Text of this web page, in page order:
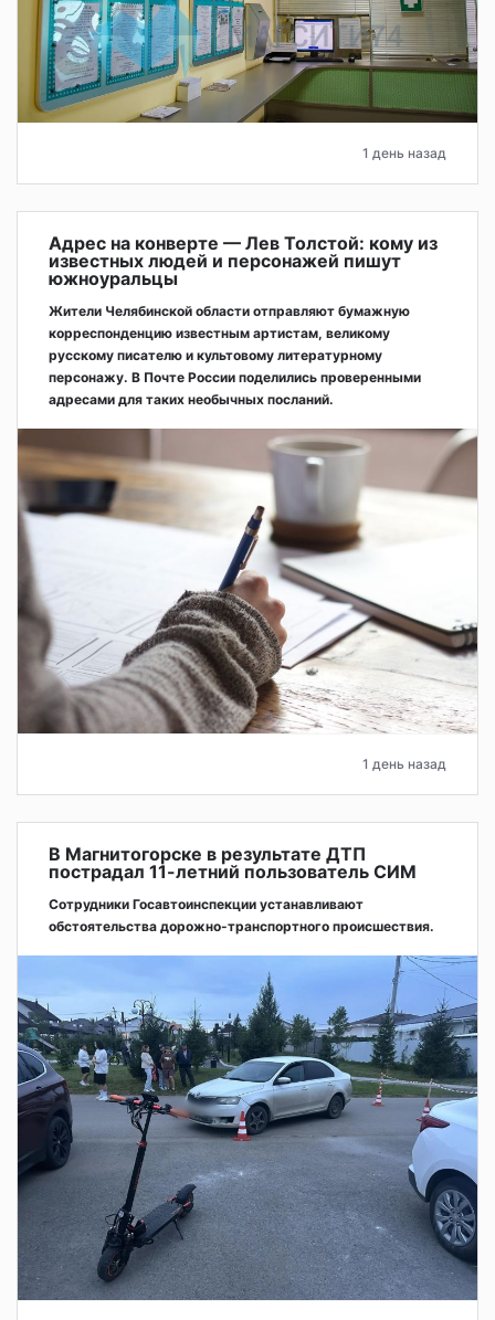
1 день назад
Адрес на конверте — Лев Толстой: кому из
известных людей и персонажей пишут
южноуральцы
Жители Челябинской области отправляют бумажную
корреспонденцию известным артистам, великому
русскому писателю и культовому литературному
персонажу. В Почте России поделились проверенными
адресами для таких необычных посланий.
1 день назад
В Магнитогорске в результате ДТП
пострадал 11-летний пользователь СИМ
Сотрудники Госавтоинспекции устанавливают
обстоятельства дорожно-транспортного происшествия.